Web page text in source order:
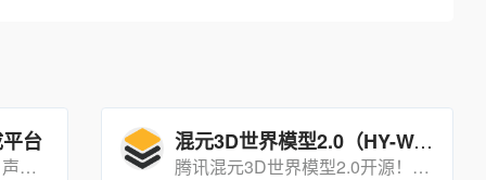
台
Suno AI v5.5，推出 Voices 声音、Custom Models 自定义模型、My Taste 品味学习三大功能，打造专属个性化音乐。
混元3D世界模型2.0（HY-World 2.0）
腾讯混元3D世界模型2.0开源！支持文字/图片/视频多模态生成可编辑3D世界，导出Mesh/3DGS/点云，无缝衔接Unity/UE游戏引擎。